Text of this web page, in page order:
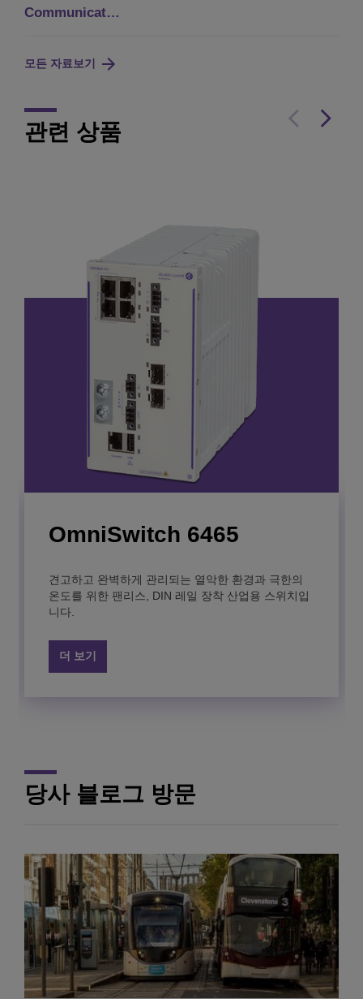
Communicat…
모든 자료보기
관련 상품
OmniSwitch 6465
견고하고 완벽하게 관리되는 열악한 환경과 극한의
온도를 위한 팬리스, DIN 레일 장착 산업용 스위치입
니다.
더 보기
스위치
며 고밀도로 10 기가비트 이더넷(GigE), 25GigE,
40GigE 및 100GigE 옵션이 포함되어 있습니다.
The ALE DECT base stations indoor and outdoor
models provide a robust and secure infrastructure,
Communication Server
reliable, high quality digital age communications to
grow your business.
Gateway
applications or processes.
당사 블로그 방문